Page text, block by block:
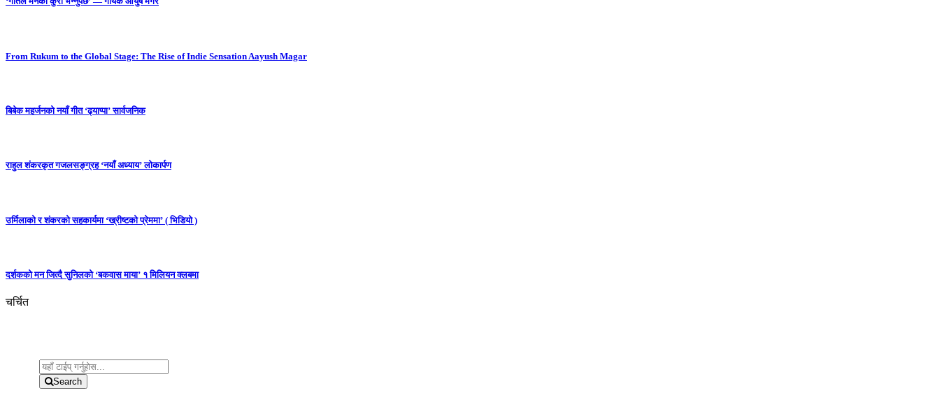
From Rukum to the Global Stage: The Rise of Indie Sensation Aayush Magar
बिबेक महर्जनको नयाँ गीत ‘ढ्याप्पा’ सार्वजनिक
राहुल शंकरकृत गजलसङ्ग्रह ‘नयाँ अध्याय’ लोकार्पण
उर्मिलाको र शंकरको सहकार्यमा ‘ख्रीष्टको प्रेममा’ ( भिडियो )
दर्शकको मन जित्दै सुनिलको ‘बकवास माया’ १ मिलियन क्लबमा
चर्चित
Search